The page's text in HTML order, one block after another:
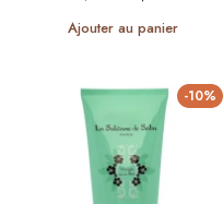
Ajouter au panier
-10%